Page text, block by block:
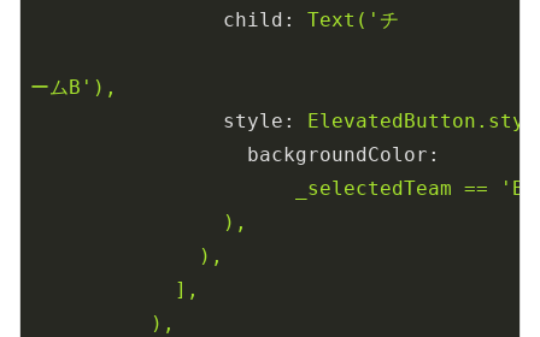
child:
Text('チ
ームB'),
style:
backgroundColor:
_selectedTeam ==
'B'
),
),
],
),